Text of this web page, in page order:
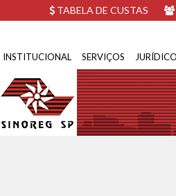
TABELA DE CUSTAS
INSTITUCIONAL SERVIÇOS JURÍDICO